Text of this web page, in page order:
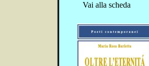
Vai alla scheda